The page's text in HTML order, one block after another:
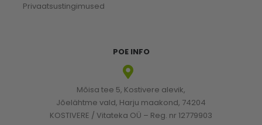
Privaatsustingimused
POE INFO
Mõisa tee 5, Kostivere alevik,
Jõelähtme vald, Harju maakond, 74204
KOSTIVERE / Vitateka OÜ – Reg. nr 12779903